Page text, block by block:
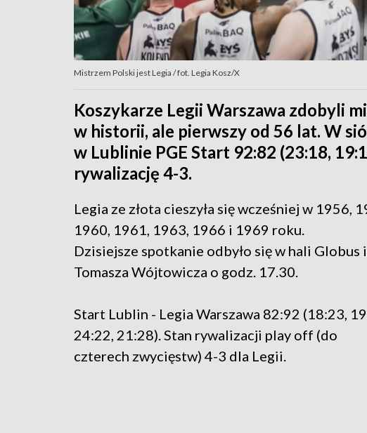
Mistrzem Polski jest Legia / fot. Legia Kosz/X
Koszykarze Legii Warszawa zdobyli
w historii, ale pierwszy od 56 lat. W
w Lublinie PGE Start 92:82 (23:18,
rywalizację 4-3.
Legia ze złota cieszyła się wcześniej w 1956,
1960, 1961, 1963, 1966 i 1969 roku.
Dzisiejsze spotkanie odbyło się w hali Globus
Tomasza Wójtowicza o godz. 17.30.
Start Lublin - Legia Warszawa 82:92 (18:23,
24:22, 21:28). Stan rywalizacji play off (do
czterech zwycięstw) 4-3 dla Legii.